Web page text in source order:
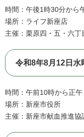
時間：午後1時30分から
場所：ライフ新座店
主催：栗原四・五・六丁
令和8年8月12日水
時間：午前10時から正
場所：新座市役所
主催：新座市献血推進協